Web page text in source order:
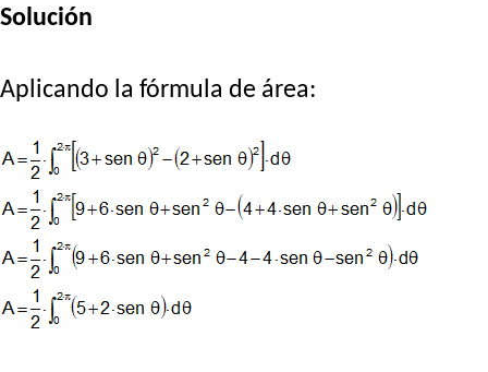
Solución
Aplicando la fórmula de área: